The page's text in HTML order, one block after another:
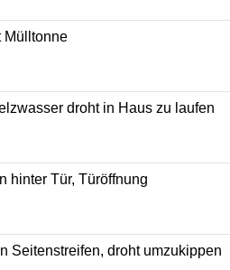
Mülltonne
droht in Haus zu laufen
hinter Tür, Türöffnung
Seitenstreifen, droht umzukippen